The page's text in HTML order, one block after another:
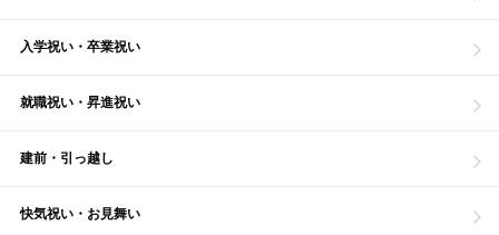
入学祝い・卒業祝い
就職祝い・昇進祝い
建前・引っ越し
快気祝い・お見舞い